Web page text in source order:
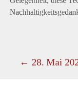
← 28. Mai